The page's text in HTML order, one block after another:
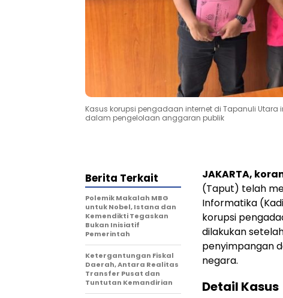
Kasus korupsi pengadaan internet di Tapanuli
dalam pengelolaan anggaran publik
JAKARTA,
(Taput) telah
Informatika
korupsi
dilakukan
penyimpangan
negara.
Detail Kasus
Berita Terkait
Polemik Makalah MBG
untuk Nobel, Istana dan
Kemendikti Tegaskan
Bukan Inisiatif
Pemerintah
Ketergantungan Fiskal
Daerah, Antara Realitas
Transfer Pusat dan
Tuntutan Kemandirian